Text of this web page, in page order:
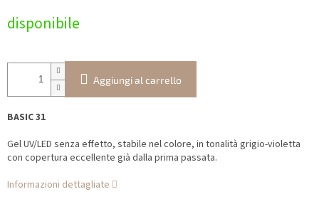
della
disponibile
Aggiungi al carrello
BASIC 31
Gel UV/LED senza effetto, stabile nel colore, in tonalità grigio-violetta
con copertura eccellente già dalla prima passata.
Informazioni dettagliate